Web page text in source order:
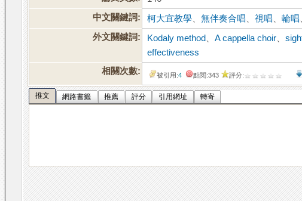
中文關鍵詞:
柯大宜教學 、無伴奏合唱 、視唱 、輪唱
外文關鍵詞:
Kodaly method 、A cappella choir 、
effectiveness
相關次數:
被引用:4 點閱:343 評分:
推文 網路書籤 推薦 評分 引用網址 轉寄